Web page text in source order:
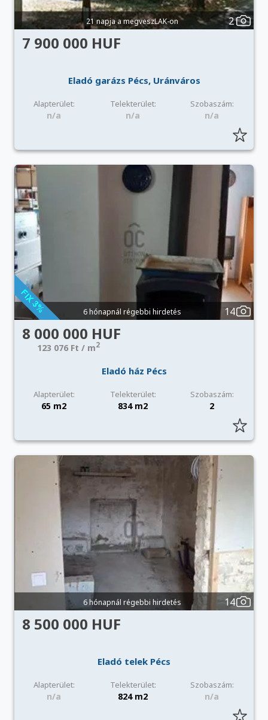
21 napja a megveszLAK-on 2
7 900 000 HUF
Eladó garázs Pécs, Uránváros
Alapterület: Telekterület: Szobaszám:
n/a n/a n/a
6 hónapnál régebbi hirdetés 14
8 000 000 HUF
123 076 Ft / m2
Eladó ház Pécs
Alapterület: Telekterület: Szobaszám:
65 m2 834 m2 2
6 hónapnál régebbi hirdetés 14
8 500 000 HUF
Eladó telek Pécs
Alapterület: Telekterület: Szobaszám:
n/a 824 m2 n/a